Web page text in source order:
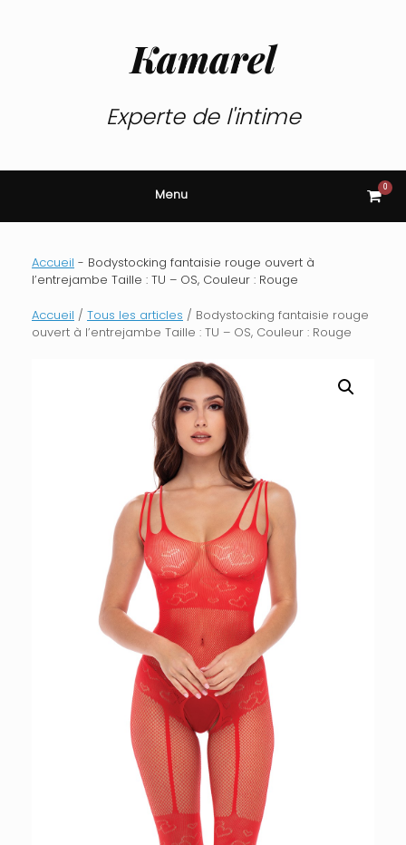
Kamarel
Experte de l'intime
Menu View
cart
0
Accueil - Bodystocking fantaisie rouge ouvert à
l’entrejambe Taille : TU – OS, Couleur : Rouge
Accueil / Tous les articles / Bodystocking fantaisie rouge
ouvert à l’entrejambe Taille : TU – OS, Couleur : Rouge